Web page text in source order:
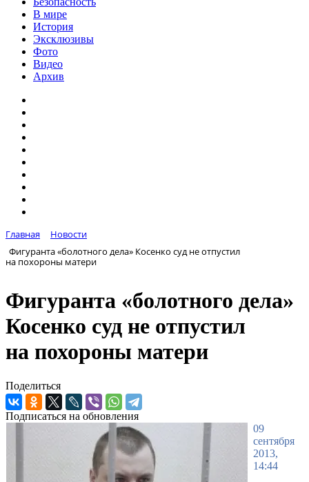
В мире
История
Эксклюзивы
Фото
Видео
Архив
Главная
Новости
Фигуранта «болотного дела» Косенко суд не отпустил
на похороны матери
Фигуранта «болотного дела»
Косенко суд не отпустил
на похороны матери
Поделиться
Подписаться на обновления
09
сентября
2013,
14:44